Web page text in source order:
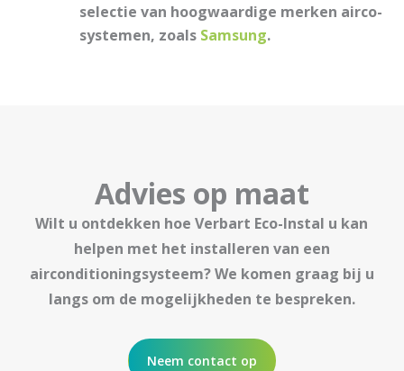
selectie van hoogwaardige merken airco-
systemen, zoals Samsung.
Advies op maat
Wilt u ontdekken hoe Verbart Eco-Instal u kan
helpen met het installeren van een
airconditioningsysteem? We komen graag bij u
langs om de mogelijkheden te bespreken.
Neem contact op